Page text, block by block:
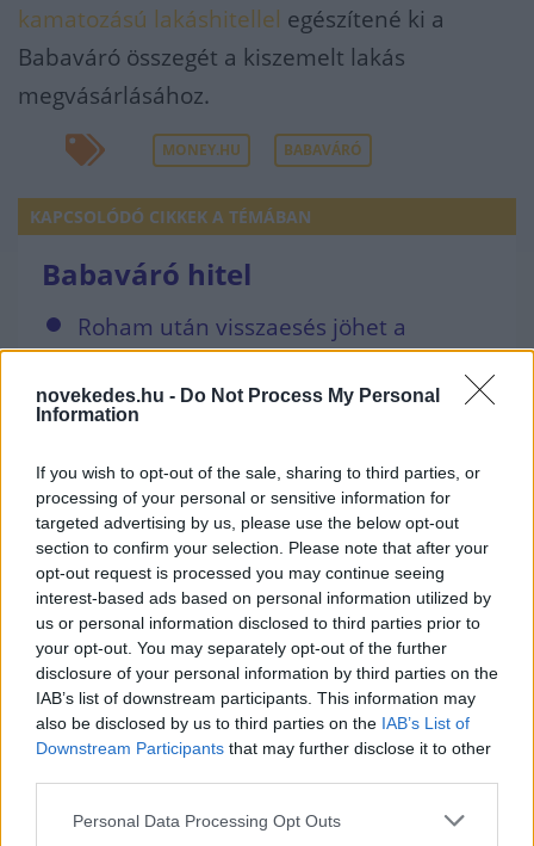
novekedes.hu - Do Not Process My Personal
Information
If you wish to opt-out of the sale, sharing to third parties, or
processing of your personal or sensitive information for
targeted advertising by us, please use the below opt-out
section to confirm your selection. Please note that after your
opt-out request is processed you may continue seeing
interest-based ads based on personal information utilized by
us or personal information disclosed to third parties prior to
your opt-out. You may separately opt-out of the further
disclosure of your personal information by third parties on the
IAB’s list of downstream participants. This information may
also be disclosed by us to third parties on the IAB’s List of
Downstream Participants that may further disclose it to other
Please note that this website/app uses one or more Google
Personal Data Processing Opt Outs
kamatozású lakáshitellel egészítené ki a
Babaváró összegét a kiszemelt lakás
megvásárlásához.
MONEY.HU BABAVÁRÓ
KAPCSOLÓDÓ CIKKEK A TÉMÁBAN
Babaváró hitel
Roham után visszaesés jöhet a
Babavárónál
Még két évig lehet igényelni a
OTP-kutatás: A Babaváró kölcsön
egyszerre hitel és támogatás
Már 1600 milliárd forint Babaváró
hitelt vettek fel
Maradnak jövőre a lakástámogatások,
babaváróra is több pénz juthat 2023-
ban